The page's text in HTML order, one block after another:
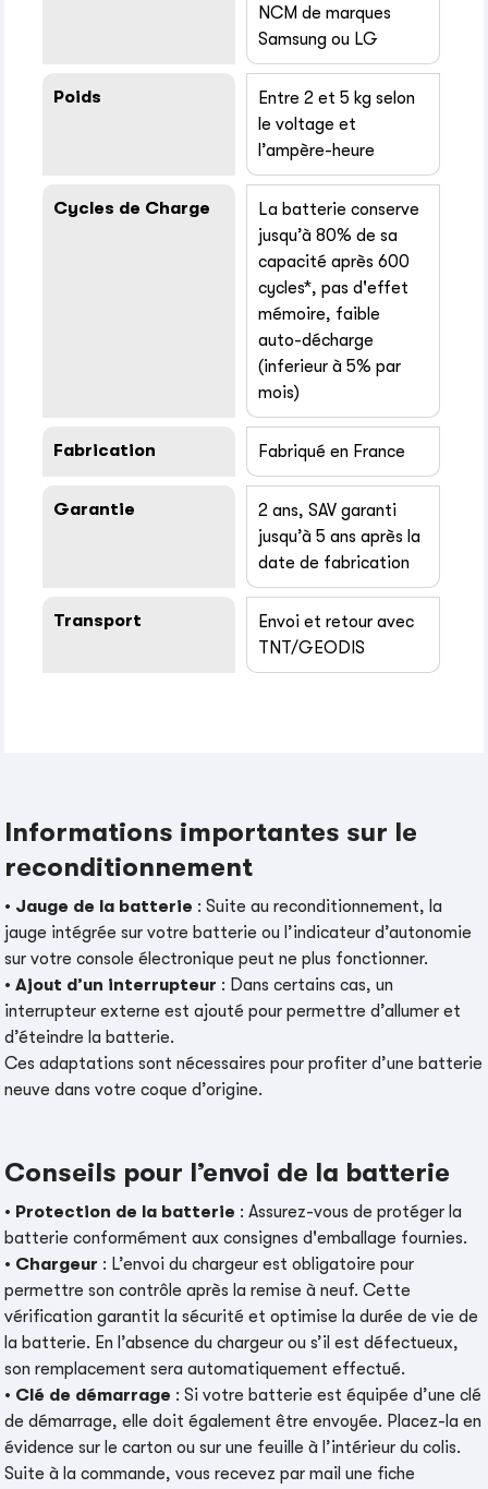
NCM de marques
Samsung ou LG
Poids
Entre 2 et 5 kg selon
le voltage et
l’ampère-heure
Cycles de Charge
La batterie conserve
jusqu’à 80% de sa
capacité après 600
cycles*, pas d'effet
mémoire, faible
auto-décharge
(inferieur à 5% par
mois)
Fabrication Fabriqué en France
Garantie
2 ans, SAV garanti
jusqu’à 5 ans après la
date de fabrication
Transport
Envoi et retour avec
TNT/GEODIS
Informations importantes sur le
reconditionnement
• Jauge de la batterie : Suite au reconditionnement, la
jauge intégrée sur votre batterie ou l’indicateur d’autonomie
sur votre console électronique peut ne plus fonctionner.
•Ajout d’un interrupteur : Dans certains cas, un
interrupteur externe est ajouté pour permettre d’allumer et
d’éteindre la batterie.
Ces adaptations sont nécessaires pour profiter d’une batterie
neuve dans votre coque d’origine.
Conseils pour l’envoi de la batterie
• Protection de la batterie : Assurez-vous de protéger la
batterie conformément aux consignes d'emballage fournies.
• Chargeur : L’envoi du chargeur est obligatoire pour
permettre son contrôle après la remise à neuf. Cette
vérification garantit la sécurité et optimise la durée de vie de
la batterie. En l’absence du chargeur ou s’il est défectueux,
son remplacement sera automatiquement effectué.
• Clé de démarrage : Si votre batterie est équipée d’une clé
de démarrage, elle doit également être envoyée. Placez-la en
évidence sur le carton ou sur une feuille à l’intérieur du colis.
Suite à la commande, vous recevez par mail une fiche